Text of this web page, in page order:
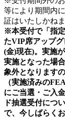
等により期間内
証はいたしかね
※本受付で「指
たVIP席アップグ
(金)現在)。実施
実施となった場
象外となります
（実施済みの
にご当選・ご入
ド抽選受付につ
で、今しばらく